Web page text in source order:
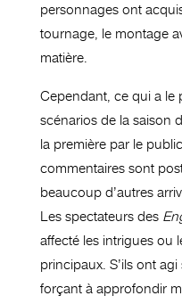
personnages ont
tournage, le montage
matière.
Cependant, ce qui a le
scénarios de la saison
la première par le
commentaires sont
beaucoup d’autres
Les spectateurs des
affecté les intrigues ou
principaux. S’ils ont
forçant à approfondir